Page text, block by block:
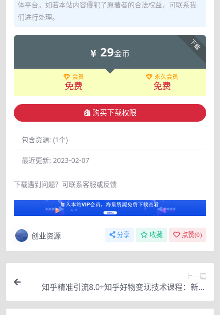
体平台。如若本站内容侵犯了原著者的合法权益，可联系我
们进行处理。
下载
29金币
会员
免费
永久会员
免费
购买下载权限
包含资源: (1个)
最近更新: 2023-02-07
下载遇到问题？可联系客服或反馈
创业资源 分享 收藏 点赞(0)
上一篇
知乎精准引流8.0+知乎好物变现技术课程：新玩
法，新升级，教你玩转知乎好物